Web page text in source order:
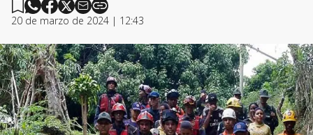
20 de marzo de 2024 | 12:43